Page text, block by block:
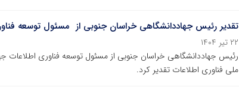
تقدیر رئیس جهاددانشگاهی خراسان جنوبی از مسئول توسعه
۲۲ تیر ۱۴۰۴
ملی فناوری اطلاعات تقدیر کرد.